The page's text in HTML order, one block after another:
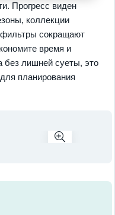
Прогресс виден
коллекции
фильтры сокращают
время и
без лишней суеты, это
планирования